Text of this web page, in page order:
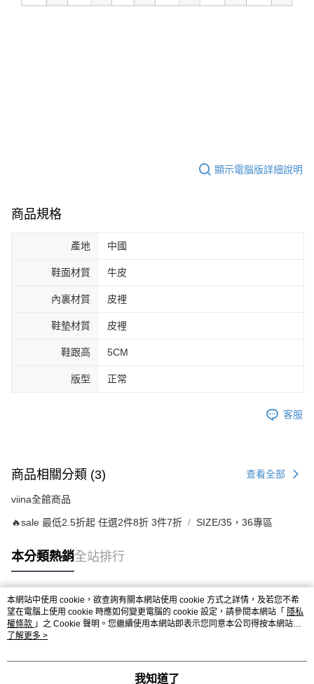
顯示電腦版詳細說明
商品規格
產地 中國
鞋面材質 牛皮
內裏材質 皮裡
鞋墊材質 皮裡
鞋跟高 5CM
版型 正常
客服
商品相關分類 (3) 查看全部
viina全館商品
🔥sale 最低2.5折起 任選2件8折 3件7折 SIZE/35，36專區
本分類熱銷全站排行
熱門標籤
本網站中使用 cookie，欲查詢有關本網站使用 cookie 方式之詳情，及若您不希
望在電腦上使用 cookie 時應如何變更電腦的 cookie 設定，請參閱本網站「 隱私
權條款 」之 Cookie 聲明。您繼續使用本網站即表示您同意本公司得按本網站使
用條款之 Cookie 聲明使用 cookie。
了解更多 >
我知道了